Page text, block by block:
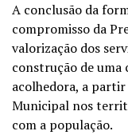
A conclusão da
compromisso da
valorização dos
construção de uma
acolhedora, a partir
Municipal nos
com a população.